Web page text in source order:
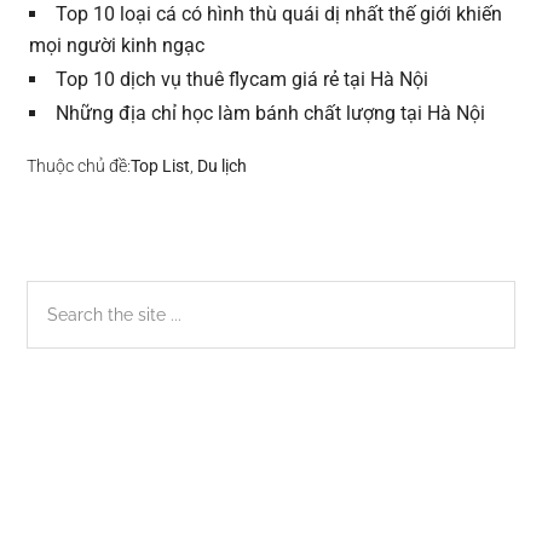
Top 10 loại cá có hình thù quái dị nhất thế giới khiến
mọi người kinh ngạc
Top 10 dịch vụ thuê flycam giá rẻ tại Hà Nội
Những địa chỉ học làm bánh chất lượng tại Hà Nội
Thuộc chủ đề:Top List Du lịch
Sidebar
chính
the